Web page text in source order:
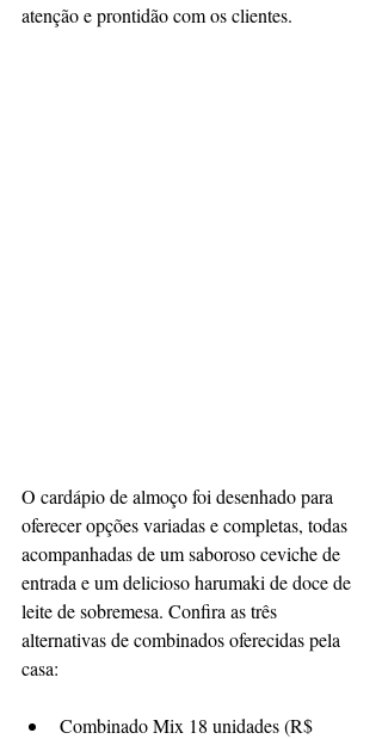
atenção e prontidão com os clientes.
​O cardápio de almoço foi desenhado para
oferecer opções variadas e completas, todas
acompanhadas de um saboroso ceviche de
entrada e um delicioso harumaki de doce de
leite de sobremesa. Confira as três
alternativas de combinados oferecidas pela
casa:
​Combinado Mix 18 unidades (R$